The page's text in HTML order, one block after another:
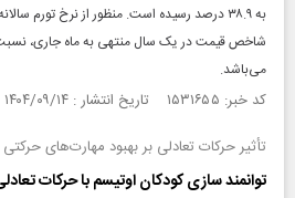
به ۳۸.۹ درصد رسیده است. منظور از نرخ تورم
شاخص قیمت در یک سال منتهی به ماه جاری، نسبت
می‌باشد.
کد خبر: ۱۵۳۱۶۵۵ تاریخ انتشار : ۱۴۰۴/۰۹/۱۴
تأثیر حرکات تعادلی بر بهبود مهارت‌های
توانمند سازی کودکان اوتیسم با حرکات